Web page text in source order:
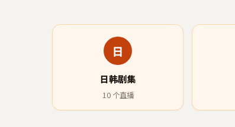
日
日韩剧集
10个直播